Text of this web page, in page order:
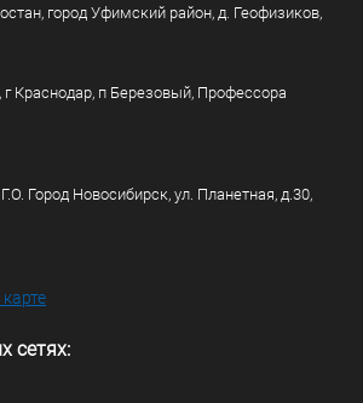
город Уфимский район, д. Геофизиков,
г Краснодар, п Березовый, Профессора
Город Новосибирск, ул. Планетная, д.30,
сетях: